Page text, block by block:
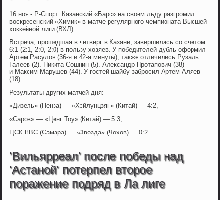
16 ноя - Р-Спорт. Казанский «Барс» на своем льду разгромил
воскресенский «Химик» в матче регулярного чемпионата Высшей
хоккейной лиги (ВХЛ).
Встреча, прошедшая в четверг в Казани, завершилась со счетом
6:1 (2:1, 2:0, 2:0) в пользу хозяев. У победителей дубль оформил
Артем Расулов (36-я и 42-я минуты), также отличились Рузаль
Галеев (2), Никита Сошнин (5), Александр Протапович (38)
и Максим Марушев (44). У гостей шайбу забросил Артем Аляев
(18).
Результаты других матчей дня:
«Дизель» (Пенза) — «Хэйлунцзян» (Китай) — 4:2,
«Саров» — «Ценг Тоу» (Китай) — 5:3,
ЦСК ВВС (Самара) — «Звезда» (Чехов) — 0:2.
'Вильярреал' после победы над
'Астаной' потерпел второе
поражение подряд в Ла лиге